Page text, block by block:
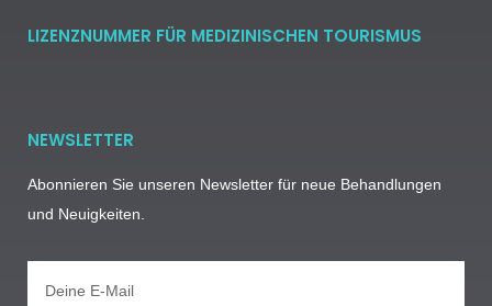
LIZENZNUMMER FÜR MEDIZINISCHEN TOURISMUS
NEWSLETTER
Abonnieren Sie unseren Newsletter für neue Behandlungen
und Neuigkeiten.